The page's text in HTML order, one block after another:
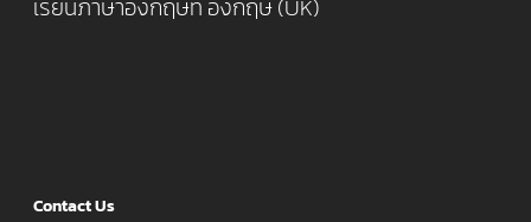
เรียนภาษาอังกฤษที่ อังกฤษ (UK)
Contact Us